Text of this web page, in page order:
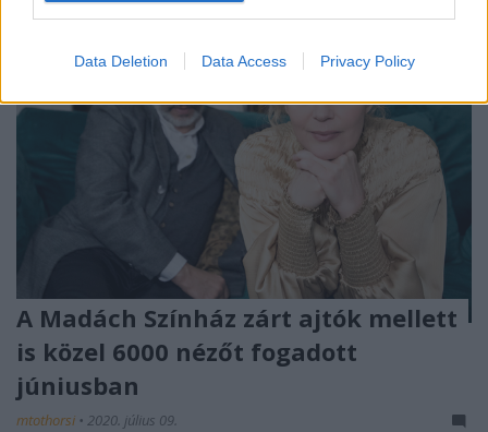
Data Deletion Data Access Privacy Policy
A Madách Színház zárt ajtók mellett
is közel 6000 nézőt fogadott
júniusban
mtothorsi • 2020. július 09.